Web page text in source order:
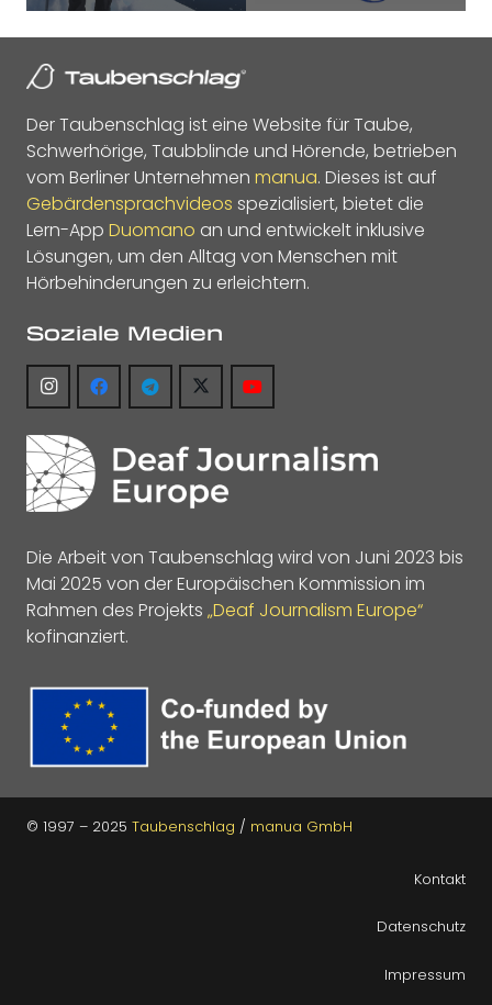
Der Taubenschlag ist eine Website für Taube,
Schwerhörige, Taubblinde und Hörende, betrieben
vom Berliner Unternehmen manua. Dieses ist auf
Gebärdensprachvideos spezialisiert, bietet die
Lern-App Duomano an und entwickelt inklusive
Lösungen, um den Alltag von Menschen mit
Hörbehinderungen zu erleichtern.
Soziale Medien
Die Arbeit von Taubenschlag wird von Juni 2023 bis
Mai 2025 von der Europäischen Kommission im
Rahmen des Projekts „Deaf Journalism Europe“
kofinanziert.
© 1997 – 2025 Taubenschlag / manua GmbH
Kontakt
Datenschutz
Impressum